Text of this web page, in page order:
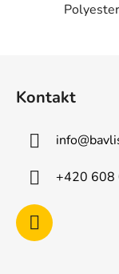
Polyester
Kontakt
info@
+420 608